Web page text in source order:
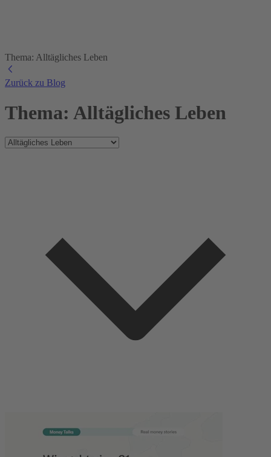
Thema: Alltägliches Leben
Zurück zu Blog
Thema: Alltägliches Leben